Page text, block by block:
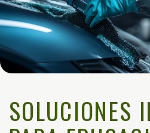
SOLUCIONES